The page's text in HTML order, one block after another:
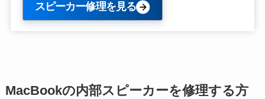
スピーカー修理を見る
MacBookの内部スピーカーを修理する方